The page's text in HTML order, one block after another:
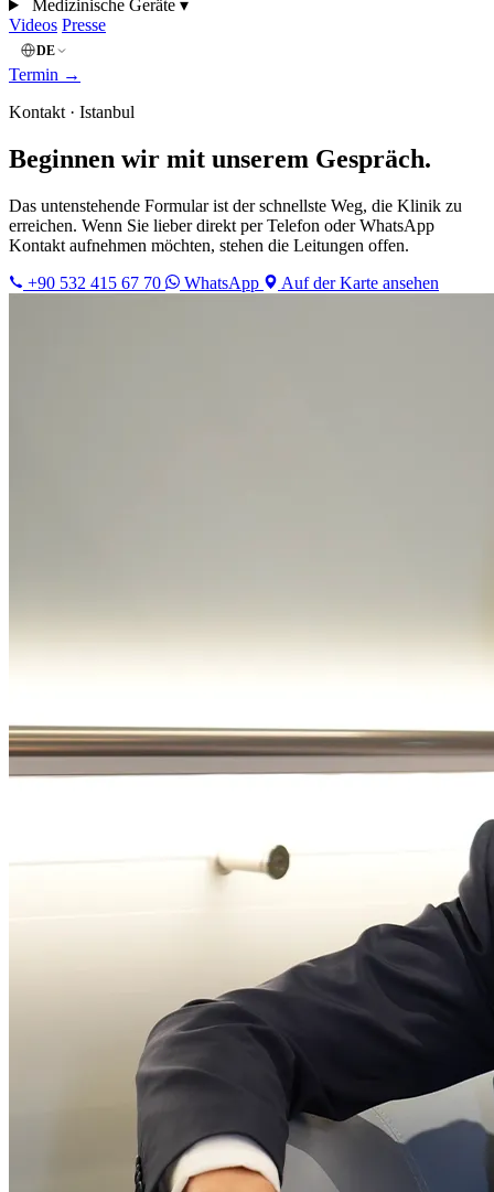
Medizinische Geräte ▾
Videos Presse
DE
Termin →
Kontakt · Istanbul
Beginnen wir mit unserem Gespräch.
Das untenstehende Formular ist der schnellste Weg, die Klinik zu
erreichen. Wenn Sie lieber direkt per Telefon oder WhatsApp
Kontakt aufnehmen möchten, stehen die Leitungen offen.
+90 532 415 67 70
WhatsApp Auf der Karte ansehen